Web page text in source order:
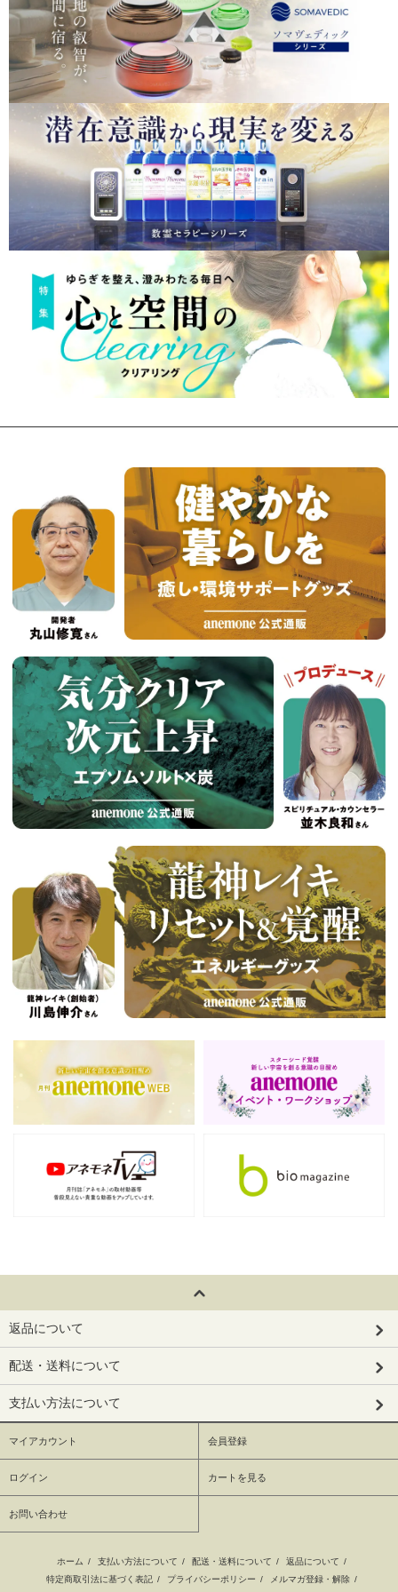
返品について
配送・送料について
支払い方法について
マイアカウント 会員登録
ログイン カートを見る
お問い合わせ
ホーム / 支払い方法について / 配送・送料について / 返品について /
特定商取引法に基づく表記 / プライバシーポリシー / メルマガ登録・解除 /